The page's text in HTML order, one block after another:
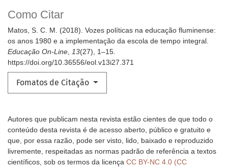
Como Citar
Matos, S. C. M. (2018). Vozes políticas na educação fluminense:
os anos 1980 e a implementação da escola de tempo integral.
Educação On-Line, 13(27), 1–15.
https://doi.org/10.36556/eol.v13i27.371
Fomatos de Citação
Autores que publicam nesta revista estão cientes de que todo o
conteúdo desta revista é de acesso aberto, público e gratuito e
que, por essa razão, pode ser visto, lido, baixado e reproduzido
livremente, respeitadas as normas padrão de referência a textos
científicos, sob os termos da licença CC BY-NC 4.0 (CC